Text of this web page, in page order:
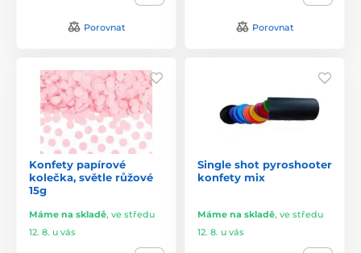
Porovnat Porovnat
Konfety papírové
kolečka, světle růžové
15g
Máme na skladě, ve středu
12. 8. u vás
Single shot pyroshooter
konfety mix
Máme na skladě, ve středu
12. 8. u vás